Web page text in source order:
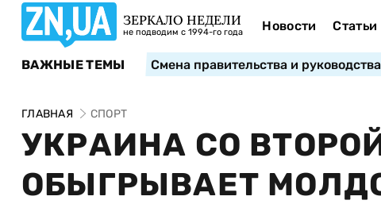
ЗЕРКАЛО НЕДЕЛИ
не подводим с 1994-го года Новости Статьи
ВАЖНЫЕ ТЕМЫ Смена правительства и
ГЛАВНАЯ СПОРТ
УКРАИНА СО
ОБЫГРЫВАЕТ